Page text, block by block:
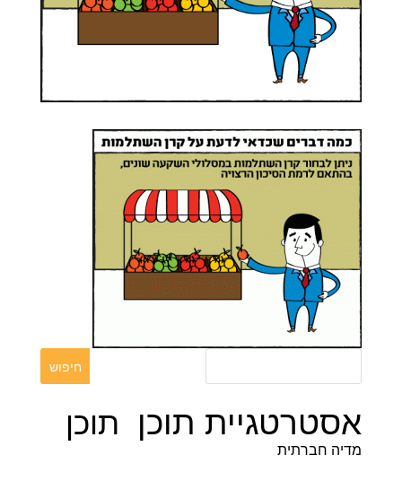
אסטרטגיית תוכן תוכן
מדיה חברתית